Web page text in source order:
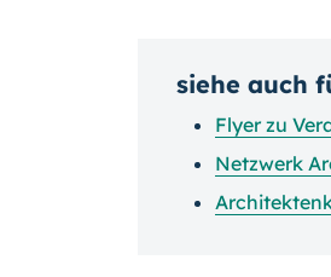
siehe auch
Flyer zu
Netzwerk